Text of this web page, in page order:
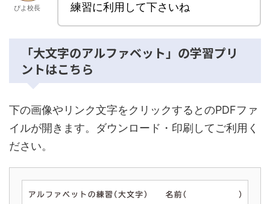
ぴよ校長
練習に利用して下さいね
「大文字のアルファベット」の学習プリ
ントはこちら
下の画像やリンク文字をクリックするとのPDFファ
イルが開きます。ダウンロード・印刷してご利用く
ださい。